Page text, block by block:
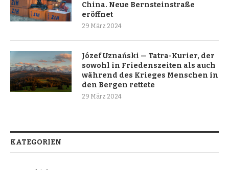
China. Neue Bernsteinstraße
eröffnet
29 März 2024
Józef Uznański — Tatra-Kurier, der
sowohl in Friedenszeiten als auch
während des Krieges Menschen in
den Bergen rettete
29 März 2024
KATEGORIEN